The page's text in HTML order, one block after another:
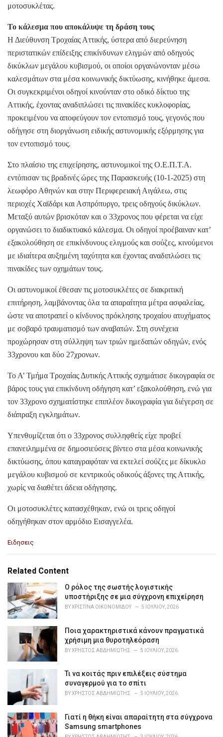
μοτοσυκλέτας.
Το κάλεσμα που αποκάλυψε τη δράση τους
Η Διεύθυνση Τροχαίας Αττικής, ύστερα από διερεύνηση
περιστατικών επίδειξης επικίνδυνων ελιγμών από οδηγούς
δικύκλων μεγάλου κυβισμού, οι οποίοι οργανώνονταν μέσω
καλεσμάτων στα μέσα κοινωνικής δικτύωσης, κινήθηκε άμεσα.
Οι συγκεκριμένοι οδηγοί κινούνταν στο οδικό δίκτυο της
Αττικής, έχοντας αναδιπλώσει τις πινακίδες κυκλοφορίας,
προκειμένου να αποφεύγουν τον εντοπισμό τους, γεγονός που
οδήγησε στη διοργάνωση ειδικής αστυνομικής εξόρμησης για
τον εντοπισμό τους.
Στο πλαίσιο της επιχείρησης, αστυνομικοί της Ο.Ε.Π.Τ.Α.
εντόπισαν τις βραδινές ώρες της Παρασκευής (10-1-2025) στη
λεωφόρο Αθηνών και στην Περιφερειακή Αιγάλεω, στις
περιοχές Χαϊδάρι και Ασπρόπυργο, τρεις οδηγούς δικύκλων.
Μεταξύ αυτών βρισκόταν και ο 33χρονος που φέρεται να είχε
οργανώσει το διαδικτυακό κάλεσμα. Οι οδηγοί προέβαιναν κατ’
εξακολούθηση σε επικίνδυνους ελιγμούς και σούζες, κινούμενοι
με ιδιαίτερα αυξημένη ταχύτητα και έχοντας αναδιπλώσει τις
πινακίδες των οχημάτων τους.
Οι αστυνομικοί έθεσαν τις μοτοσυκλέτες σε διακριτική
επιτήρηση, λαμβάνοντας όλα τα απαραίτητα μέτρα ασφαλείας,
ώστε να αποτραπεί ο κίνδυνος πρόκλησης τροχαίου ατυχήματος
με σοβαρό τραυματισμό των αναβατών. Στη συνέχεια
προχώρησαν στη σύλληψη των τριών ημεδαπών οδηγών, ενός
33χρονου και δύο 27χρονων.
Το Α’ Τμήμα Τροχαίας Δυτικής Αττικής σχημάτισε δικογραφία σε
βάρος τους για επικίνδυνη οδήγηση κατ’ εξακολούθηση, ενώ για
τον 33χρονο σχηματίστηκε επιπλέον δικογραφία για διέγερση σε
διάπραξη εγκλημάτων.
Υπενθυμίζεται ότι ο 33χρονος συλληφθείς είχε προβεί
επανειλημμένα σε δημοσιεύσεις βίντεο στα μέσα κοινωνικής
δικτύωσης, όπου καταγραφόταν να εκτελεί σούζες με δίκυκλο
μεγάλου κυβισμού σε κεντρικούς οδικούς άξονες της Αττικής,
χωρίς να διαθέτει άδεια οδήγησης.
Οι μοτοσυκλέτες κατασχέθηκαν, ενώ οι τρεις οδηγοί
οδηγήθηκαν στον αρμόδιο Εισαγγελέα.
C
e
o
r
i
e
Ειδησεις
Related Content
Ο ρόλος της σωστής λογιστικής
υποστήριξης σε μια σύγχρονη επιχείρηση
BYΧΡΙΣΤΊΝΑ ΟΙΚΟΝΟΜΊΔΟΥ 5 ΙΟΥΛΊΟΥ, 2026
Ποια χαρακτηριστικά κάνουν πραγματικά
χρήσιμη μια θυροτηλεόραση
BYΧΡΉΣΤΟΣ ΑΒΔΗΜΙΏΤΗΣ 5 ΙΟΥΛΊΟΥ, 2026
Τι να κοιτάς πριν επιλέξεις σύστημα
συναγερμού για το σπίτι
BYΧΡΉΣΤΟΣ ΑΒΔΗΜΙΏΤΗΣ 5 ΙΟΥΛΊΟΥ, 2026
Γιατί η θήκη είναι απαραίτητη στα σύγχρονα
Samsung smartphones